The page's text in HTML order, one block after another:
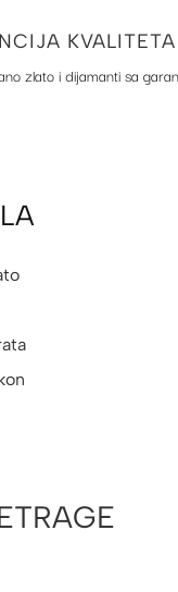
KVALITETA
zlato i dijamanti sa